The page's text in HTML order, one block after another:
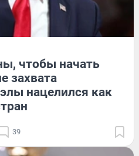
чтобы начать
захвата
нацелился как
39